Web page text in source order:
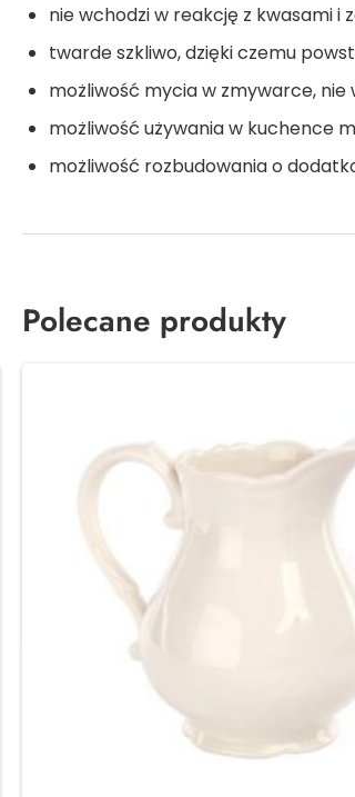
nie wchodzi w reakcję z kwasami i
twarde szkliwo, dzięki czemu
możliwość mycia w zmywarce, nie
możliwość używania w kuchence
możliwość rozbudowania o
Polecane produkty